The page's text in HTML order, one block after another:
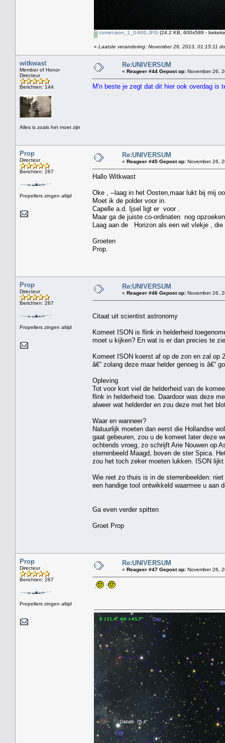
comet-ison_1_0-600.JPG (24.2 KB, 600x589 -
« Laatste verandering: November 26, 2013, 01:15:11
witkwast
Member of Honor
Directeur
Berichten: 144
Alles is zoals het moet zijn
Re:UNIVERSUM
« Reageer #44 Gepost op: November 26,
M'n beste je zegt dat dit hier ook overdag is
Prop
Directeur
Berichten: 267
Propellers zingen altijd
Re:UNIVERSUM
« Reageer #45 Gepost op: November 26,
Hallo Witkwast
Oke , --laag in het Oosten,maar lukt bij mij
Moet ik de polder voor in.
Capelle a.d. Ijsel ligt er voor .
Maar ga de juiste co-ordinaten nog
Laag aan de Horizon als een wit vlekje , die
Groeten
Prop.
Prop
Directeur
Berichten: 267
Propellers zingen altijd
Re:UNIVERSUM
« Reageer #46 Gepost op: November 26,
Citaat uit scientist astronomy
Komeet ISON is flink in helderheid
moet u kijken? En wat is er dan precies te
Komeet ISON koerst af op de zon en zal op
â€“ zolang deze maar helder genoeg is â€“
Opleving
Tot voor kort viel de helderheid van de
flink in helderheid toe. Daardoor was deze
alweer wat helderder en zou deze met het
Waar en wanneer?
Natuurlijk moeten dan eerst die Hollandse
gaat gebeuren, zou u de komeet later deze
ochtends vroeg, zo schrijft Arie Nouwen op
sterrenbeeld Maagd, boven de ster Spica.
zou het toch zeker moeten lukken. ISON
Wie niet zo thuis is in de sterrenbeelden:
een handige tool ontwikkeld waarmee u aan
Ga even verder spitten
Groet Prop
Prop
Directeur
Berichten: 267
Propellers zingen altijd
Re:UNIVERSUM
« Reageer #47 Gepost op: November 26,
: :